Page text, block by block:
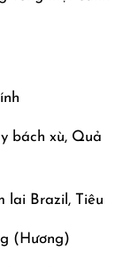
bách xù, Quả
lai Brazil, Tiêu
(Hương)